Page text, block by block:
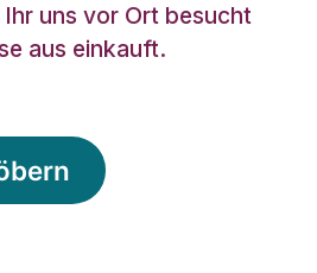
uns vor Ort besucht
aus einkauft.